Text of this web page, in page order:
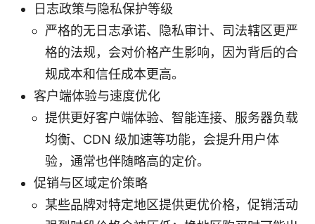
日志政策与隐私保护等级
严格的无日志承诺、隐私审计、司法辖区更严
格的法规，会对价格产生影响，因为背后的合
规成本和信任成本更高。
客户端体验与速度优化
提供更好客户端体验、智能连接、服务器负载
均衡、CDN 级加速等功能，会提升用户体
验，通常也伴随略高的定价。
促销与区域定价策略
某些品牌对特定地区提供更优价格，促销活动